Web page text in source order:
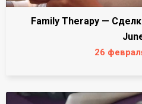
Family Therapy —
26